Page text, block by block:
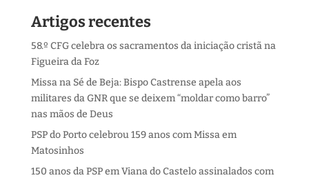
Artigos recentes
58.º CFG celebra os sacramentos da iniciação cristã na
Figueira da Foz
Missa na Sé de Beja: Bispo Castrense apela aos
militares da GNR que se deixem “moldar como barro”
nas mãos de Deus
PSP do Porto celebrou 159 anos com Missa em
Matosinhos
150 anos da PSP em Viana do Castelo assinalados com